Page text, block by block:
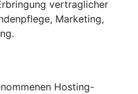
vertraglicher
Marketing,
Hosting-